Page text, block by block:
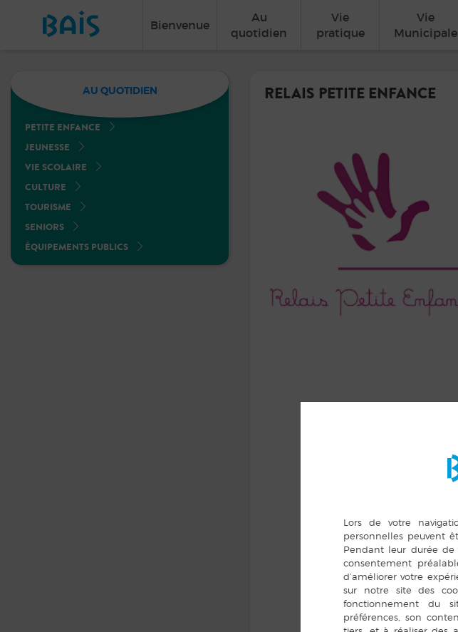
Bienvenue
Au
quotidien
Vie
pratique
Vie
Municipale
AU QUOTIDIEN
PETITE ENFANCE
JEUNESSE
VIE SCOLAIRE
CULTURE
TOURISME
SENIORS
ÉQUIPEMENTS PUBLICS
RELAIS PETITE ENFANCE